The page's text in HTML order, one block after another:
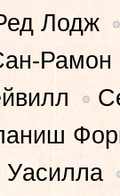
Лодж •
Рамон
•
Уасилла